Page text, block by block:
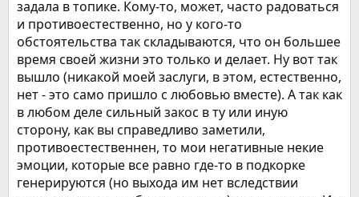
задала в топике. Кому-то, может, часто радоваться
и противоестественно, но у кого-то
обстоятельства так складываются, что он большее
время своей жизни это только и делает. Ну вот так
вышло (никакой моей заслуги, в этом, естественно,
нет - это само пришло с любовью вместе). А так как
в любом деле сильный закос в ту или иную
сторону, как вы справедливо заметили,
противоестественнен, то мои негативные некие
эмоции, которые все равно где-то в подкорке
генерируются (но выхода им нет вследствии